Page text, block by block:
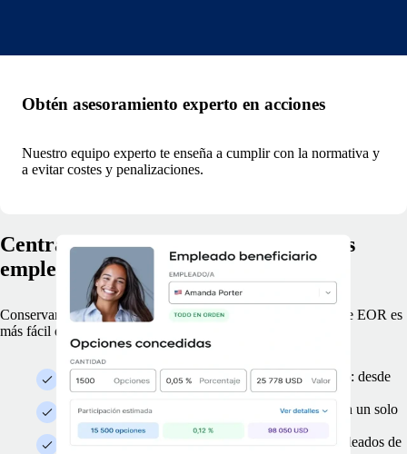
Obtén asesoramiento experto en acciones
Nuestro equipo experto te enseña a cumplir con la normativa y
a evitar costes y penalizaciones.
Centraliza los datos de acciones de tus
empleados de EOR
Conservar la información de las acciones de los empleados de EOR es
más fácil que nunca.
Gestiona concesiones de acciones de cualquier tipo: desde
opciones sobre acciones hasta RSU y mucho más.
Guarda la información de todos los beneficiarios en un solo
lugar.
Garantiza la misma experiencia para todos los empleados de